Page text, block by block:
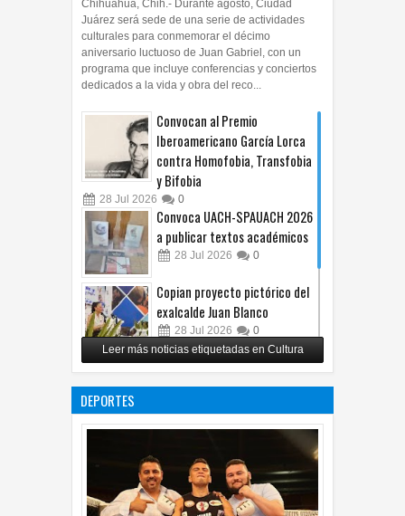
Chihuahua, Chih.- Durante agosto, Ciudad
Juárez será sede de una serie de actividades
culturales para conmemorar el décimo
aniversario luctuoso de Juan Gabriel, con un
programa que incluye conferencias y conciertos
dedicados a la vida y obra del reco...
Convocan al Premio
Iberoamericano García Lorca
contra Homofobia, Transfobia
y Bifobia
28 Jul 2026 0
Convoca UACH-SPAUACH 2026
a publicar textos académicos
28 Jul 2026 0
Copian proyecto pictórico del
exalcalde Juan Blanco
28 Jul 2026 0
Impulsa UPCH creatividad y
lectura con taller de mini
27 Jul 2026 0
Leer más noticias etiquetadas en Cultura
DEPORTES